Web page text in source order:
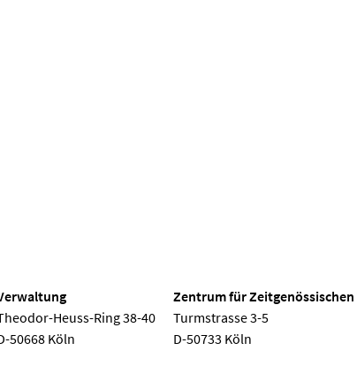
Heuss-Ring 38-40
50668 Köln
Zentrum für Zeitgenössischen
Turmstrasse 3-5
D-50733 Köln